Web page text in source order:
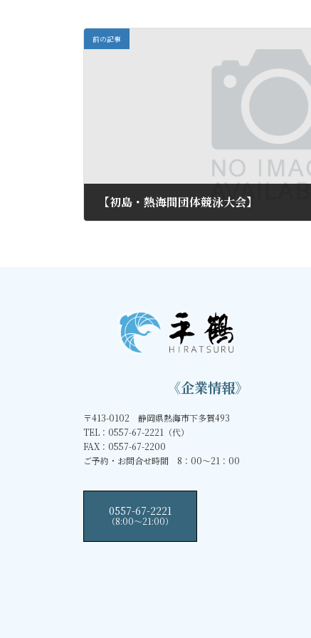
前の記事
【初島・熱海間団体競泳大会】
《企業情報》
〒413-0102 静岡県熱海市下多賀493
TEL：0557-67-2221（代）
FAX：0557-67-2200
ご予約・お問合せ時間 8：00～21：00
0557-67-2221
（8:00〜21:00）